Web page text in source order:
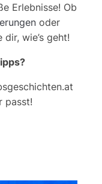
Erlebnisse! Ob
oder
wie’s geht!
passt!